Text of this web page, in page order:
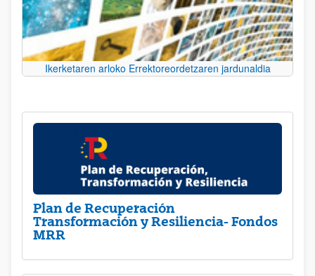
Ikerketaren arloko Errektoreordetzaren jardunaldia
Plan de Recuperación
Transformación y Resiliencia- Fondos
MRR